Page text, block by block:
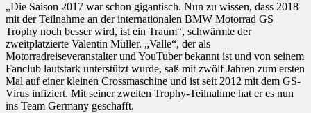
„Die Saison 2017 war schon gigantisch. Nun zu wissen, dass 2018
mit der Teilnahme an der internationalen BMW Motorrad GS
Trophy noch besser wird, ist ein Traum“, schwärmte der
zweitplatzierte Valentin Müller. „Valle“, der als
Motorradreiseveranstalter und YouTuber bekannt ist und von seinem
Fanclub lautstark unterstützt wurde, saß mit zwölf Jahren zum ersten
Mal auf einer kleinen Crossmaschine und ist seit 2012 mit dem GS-
Virus infiziert. Mit seiner zweiten Trophy-Teilnahme hat er es nun
ins Team Germany geschafft.